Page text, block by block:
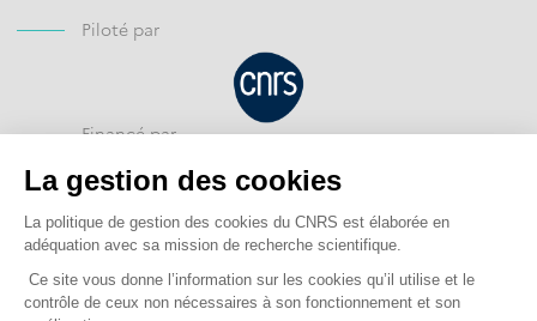
Piloté par
Financé par
Opéré par